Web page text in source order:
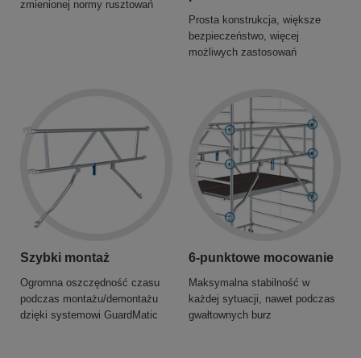
zmienionej normy rusztowań
Prosta konstrukcja, większe
bezpieczeństwo, więcej
możliwych zastosowań
Szybki montaż
Ogromna oszczędność czasu
podczas montażu/demontażu
dzięki systemowi GuardMatic
6-punktowe mocowanie
Maksymalna stabilność w
każdej sytuacji, nawet podczas
gwałtownych burz